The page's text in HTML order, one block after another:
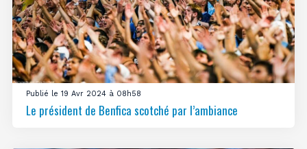
Publié le 19 Avr 2024 à 08h58
Le président de Benfica scotché par l’ambiance